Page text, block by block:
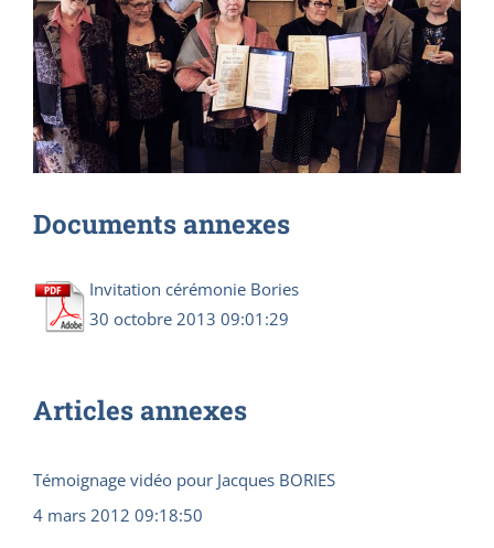
Documents annexes
Invitation cérémonie Bories
30 octobre 2013 09:01:29
Articles annexes
Témoignage vidéo pour Jacques BORIES
4 mars 2012 09:18:50